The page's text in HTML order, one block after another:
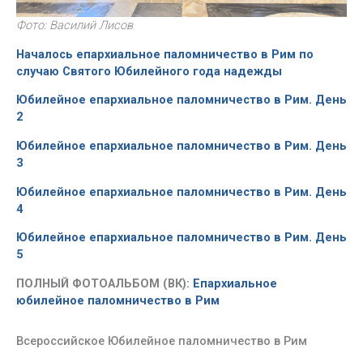
Фото: Василий Лисов
Началось епархиальное паломничество в Рим по
случаю Святого Юбилейного года надежды
Юбилейное епархиальное паломничество в Рим. День
2
Юбилейное епархиальное паломничество в Рим. День
3
Юбилейное епархиальное паломничество в Рим. День
4
Юбилейное епархиальное паломничество в Рим. День
5
ПОЛНЫЙ ФОТОАЛЬБОМ (ВК): Епархиальное
юбилейное паломничество в Рим
Всероссийское Юбилейное паломничество в Рим